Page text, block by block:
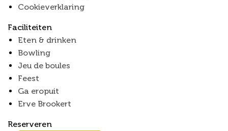
Cookieverklaring
Faciliteiten
Eten & drinken
Bowling
Jeu de boules
Feest
Ga eropuit
Erve Brookert
Reserveren